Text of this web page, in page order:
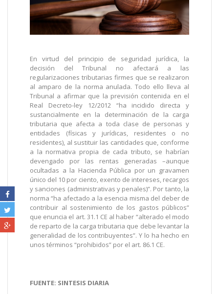
En virtud del principio de seguridad jurídica, la
decisión del Tribunal no afectará a las
regularizaciones tributarias firmes que se realizaron
al amparo de la norma anulada. Todo ello lleva al
Tribunal a afirmar que la previsión contenida en el
Real Decreto-ley 12/2012 “ha incidido directa y
sustancialmente en la determinación de la carga
tributaria que afecta a toda clase de personas y
entidades (físicas y jurídicas, residentes o no
residentes), al sustituir las cantidades que, conforme
a la normativa propia de cada tributo, se habrían
devengado por las rentas generadas –aunque
ocultadas a la Hacienda Pública por un gravamen
único del 10 por ciento, exento de intereses, recargos
y sanciones (administrativas y penales)”. Por tanto, la
norma “ha afectado a la esencia misma del deber de
contribuir al sostenimiento de los gastos públicos”
que enuncia el art. 31.1 CE al haber “alterado el modo
de reparto de la carga tributaria que debe levantar la
generalidad de los contribuyentes”. Y lo ha hecho en
unos términos “prohibidos” por el art. 86.1 CE.
FUENTE: SINTESIS DIARIA